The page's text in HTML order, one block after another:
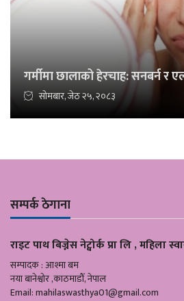
गर्मीमा छालाको हेरचाह: सनबर्न र
सोमबार, जेठ २५, २०८३
सम्पर्क ठेगाना
राइट पाथ बिज्नेस नेट्वोर्क प्रा लि , महिला
सम्पादक : आश्मा बम
नया बानेश्वोर ,काठमाडौँ, नेपाल
Email:mahilaswasthya01@gmail.com